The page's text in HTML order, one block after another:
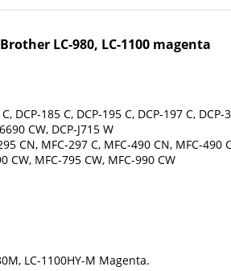
LC-980, LC-1100 magenta
DCP-185 C, DCP-195 C, DCP-197 C,
CW, DCP-J715 W
CN, MFC-297 C, MFC-490 CN, MFC-
CW, MFC-795 CW, MFC-990 CW
LC-1100HY-M Magenta.